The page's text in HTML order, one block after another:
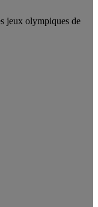
jeux olympiques de